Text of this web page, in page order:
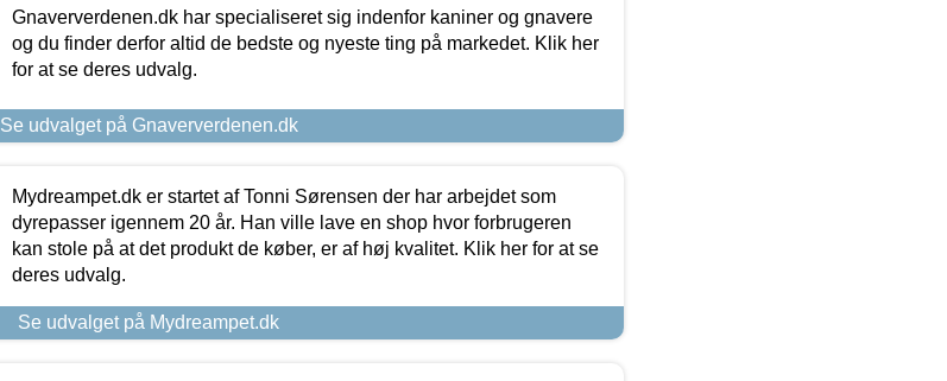
Gnaververdenen.dk har specialiseret sig indenfor kaniner og gnavere
og du finder derfor altid de bedste og nyeste ting på markedet. Klik her
for at se deres udvalg.
Se udvalget på Gnaververdenen.dk
Mydreampet.dk er startet af Tonni Sørensen der har arbejdet som
dyrepasser igennem 20 år. Han ville lave en shop hvor forbrugeren
kan stole på at det produkt de køber, er af høj kvalitet. Klik her for at se
deres udvalg.
Se udvalget på Mydreampet.dk